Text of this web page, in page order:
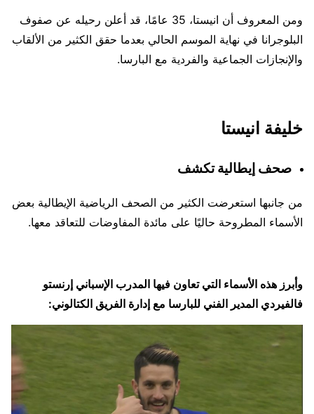
ومن المعروف أن انيستا، 35 عامًا، قد أعلن رحيله عن صفوف
البلوجرانا في نهاية الموسم الحالي بعدما حقق الكثير من الألقاب
والإنجازات الجماعية والفردية مع البارسا.
خليفة انيستا
صحف إيطالية تكشف
من جانبها استعرضت الكثير من الصحف الرياضية الإيطالية بعض
الأسماء المطروحة حاليًا على مائدة المفاوضات للتعاقد معها.
وأبرز هذه الأسماء التي تعاون فيها المدرب الإسباني إرنستو
فالفيردي المدير الفني للبارسا مع إدارة الفريق الكتالوني: